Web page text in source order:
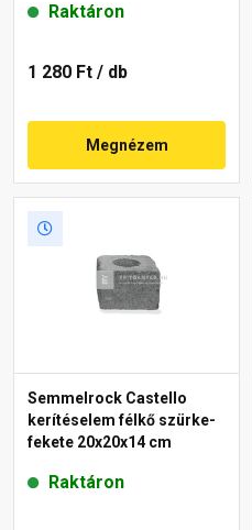
Raktáron
1 280 Ft / db
Megnézem
Semmelrock Castello
kerítéselem félkő szürke-
fekete 20x20x14 cm
Raktáron